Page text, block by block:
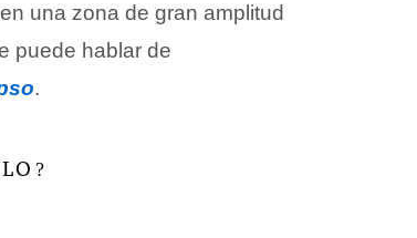
una zona de gran amplitud
puede hablar de
.
?